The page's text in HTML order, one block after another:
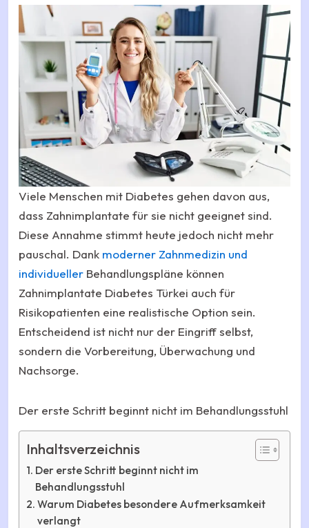
Viele Menschen mit Diabetes gehen davon aus,
dass Zahnimplantate für sie nicht geeignet sind.
Diese Annahme stimmt heute jedoch nicht mehr
pauschal. Dank moderner Zahnmedizin und
individueller Behandlungspläne können
Zahnimplantate Diabetes Türkei auch für
Risikopatienten eine realistische Option sein.
Entscheidend ist nicht nur der Eingriff selbst,
sondern die Vorbereitung, Überwachung und
Nachsorge.
Der erste Schritt beginnt nicht im Behandlungsstuhl
Inhaltsverzeichnis
Der erste Schritt beginnt nicht im
Behandlungsstuhl
Warum Diabetes besondere Aufmerksamkeit
verlangt